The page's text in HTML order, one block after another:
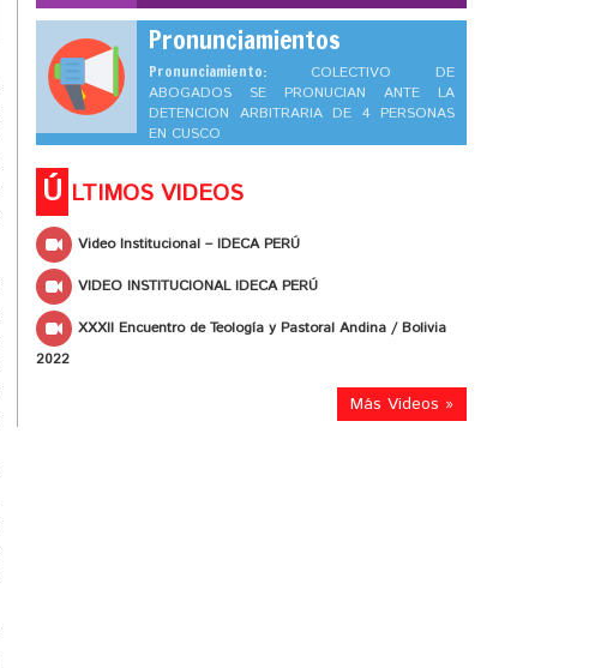
Pronunciamientos
Pronunciamiento: COLECTIVO DE
ABOGADOS SE PRONUCIAN ANTE LA
DETENCION ARBITRARIA DE 4 PERSONAS
EN CUSCO
Ú LTIMOS VIDEOS
Video Institucional – IDECA PERÚ
VIDEO INSTITUCIONAL IDECA PERÚ
XXXII Encuentro de Teología y Pastoral Andina / Bolivia
2022
Más Videos »